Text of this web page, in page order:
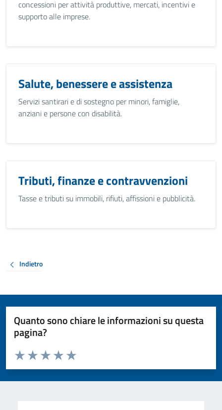
concessioni per attività produttive, mercati, incentivi e
supporto alle imprese.
Salute, benessere e assistenza
Servizi santirari e di sostegno per minori, famiglie,
anziani e persone con disabilità.
Tributi, finanze e contravvenzioni
Tasse e tributi su immobili, rifiuti, affissioni e pubblicità.
Indietro
Quanto sono chiare le informazioni su questa
pagina?
Valuta da 1 a 5 stelle la pagina
Valuta 5 stelle su 5
Valuta 4 stelle su 5
Valuta 3 stelle su 5
Valuta 2 stelle su 5
Valuta 1 stelle su 5